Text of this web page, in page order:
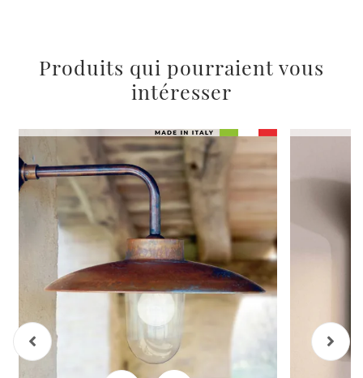
Produits qui pourraient vous
intéresser